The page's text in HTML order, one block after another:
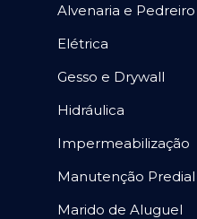
Alvenaria e Pedreiro
Elétrica
Gesso e Drywall
Hidráulica
Impermeabilização
Manutenção Predial
Marido de Aluguel